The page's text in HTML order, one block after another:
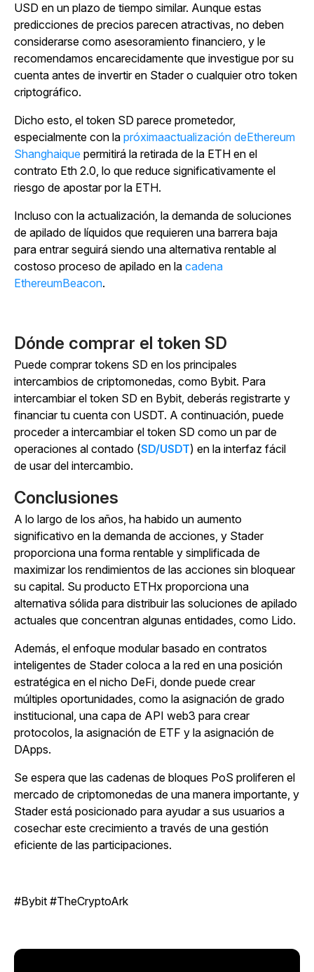
USD en un plazo de tiempo similar. Aunque estas
predicciones de precios parecen atractivas, no deben
considerarse como asesoramiento financiero, y le
recomendamos encarecidamente que investigue por su
cuenta antes de invertir en Stader o cualquier otro token
criptográfico.
Dicho esto, el token SD parece prometedor,
especialmente con la próximaactualización deEthereum
Shanghaique permitirá la retirada de la ETH en el
contrato Eth 2.0, lo que reduce significativamente el
riesgo de apostar por la ETH.
Incluso con la actualización, la demanda de soluciones
de apilado de líquidos que requieren una barrera baja
para entrar seguirá siendo una alternativa rentable al
costoso proceso de apilado en la cadena
EthereumBeacon.
Dónde comprar el token SD
Puede comprar tokens SD en los principales
intercambios de criptomonedas, como Bybit. Para
intercambiar el token SD en Bybit, deberás registrarte y
financiar tu cuenta con USDT. A continuación, puede
proceder a intercambiar el token SD como un par de
operaciones al contado (SD/USDT) en la interfaz fácil
de usar del intercambio.
Conclusiones
A lo largo de los años, ha habido un aumento
significativo en la demanda de acciones, y Stader
proporciona una forma rentable y simplificada de
maximizar los rendimientos de las acciones sin bloquear
su capital. Su producto ETHx proporciona una
alternativa sólida para distribuir las soluciones de apilado
actuales que concentran algunas entidades, como Lido.
Además, el enfoque modular basado en contratos
inteligentes de Stader coloca a la red en una posición
estratégica en el nicho DeFi, donde puede crear
múltiples oportunidades, como la asignación de grado
institucional, una capa de API web3 para crear
protocolos, la asignación de ETF y la asignación de
DApps.
Se espera que las cadenas de bloques PoS proliferen el
mercado de criptomonedas de una manera importante, y
Stader está posicionado para ayudar a sus usuarios a
cosechar este crecimiento a través de una gestión
eficiente de las participaciones.
#Bybit #TheCryptoArk